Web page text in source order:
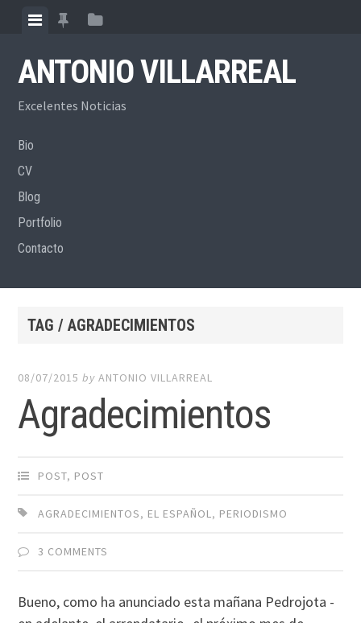
content
ViewView
posts
View
ANTONIO VILLARREAL
Excelentes Noticias
Bio
CV
Blog
Portfolio
Contacto
TAG / AGRADECIMIENTOS
08/07/2015 byANTONIO VILLARREAL
Agradecimientos
POST, POST
AGRADECIMIENTOS, EL ESPAÑOL, PERIODISMO
3 COMMENTS
Bueno, como ha anunciado esta mañana Pedrojota -